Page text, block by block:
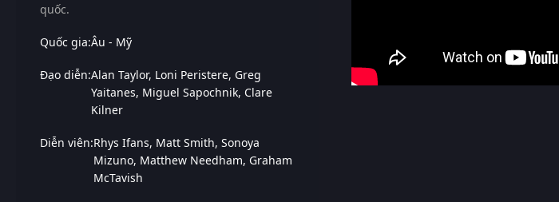
quốc.
Quốc gia:Âu - Mỹ
Đạo diễn:Alan Taylor Loni Peristere Greg
Yaitanes Miguel Sapochnik Clare
Kilner
Diễn viên:Rhys Ifans Matt Smith Sonoya
Mizuno Matthew Needham Graham
McTavish